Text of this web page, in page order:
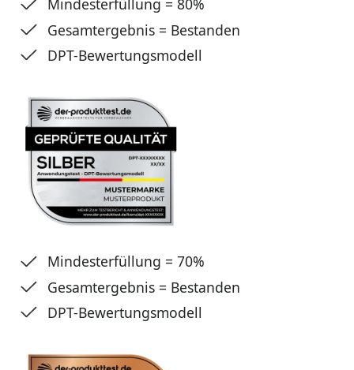
Mindesterfüllung = 80%
Gesamtergebnis = Bestanden
DPT-Bewertungsmodell
Mindesterfüllung = 70%
Gesamtergebnis = Bestanden
DPT-Bewertungsmodell